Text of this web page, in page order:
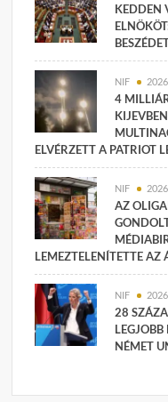
KEDDEN
NIF
4
ELVÉRZETT A PATRIOT
NIF
AZ
LEMEZTELENÍTETTE AZ
NIF
28
NÉMET